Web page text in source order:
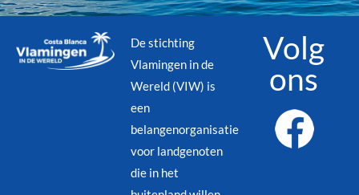
De stichting
Vlamingen in de
Wereld (VIW) is
een
belangenorganisatie
voor landgenoten
die in het
Volg
ons